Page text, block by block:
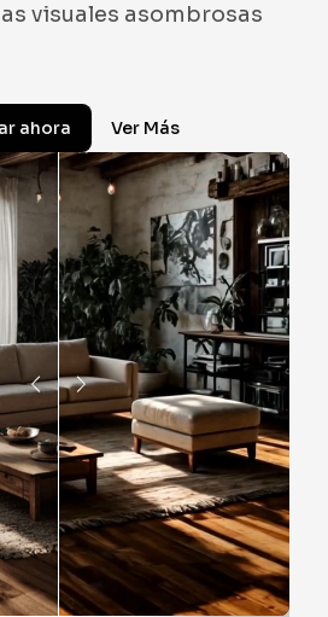
visuales asombrosas
ahora Ver Más